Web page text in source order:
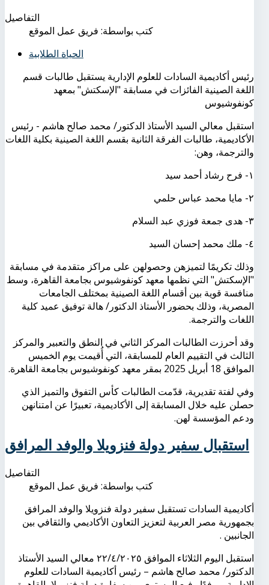
التفاصيل
كتب بواسطة: فريق عمل الموقع
الحياة الطلابية
رئيس أكاديمية السادات للعلوم الإدارية يستقبل طالبات قسم
اللغة الصينية الفائزات في مسابقة "الإسكتش" بمعهد
كونفوشيوس
استقبل معالي السيد الأستاذ الدكتور/ محمد صالح هاشم - رئيس
الأكاديمية، طالبات الفرقة الثانية بقسم اللغة الصينية بكلية اللغات
والترجمة، وهن:
١- فرح رشاد أحمد سيد
٢- مايا محمد عباس حلمي
٣- هدى جمعة فوزي عبد السلام
٤- ملك محمد إحسان السيد
وذلك تكريمًا لتميزهن وحصولهن على مراكز متقدمة في مسابقة
"الإسكتش" التي نظمها معهد كونفوشيوس بجامعة القاهرة، وسط
منافسة قوية بين أقسام اللغة الصينية بمختلف الجامعات
المصرية، وذلك بحضور الأستاذ الدكتور/ هالة توفيق عميد كلية
اللغات والترجمة.
وقد أحرزت الطالبات المركز الثاني في النطق والتعبير والمركز
الثالث في التقييم العام للمسابقة، التي أُقيمت يوم الخميس
الموافق 18 أبريل 2025 بمقر معهد كونفوشيوس بجامعة القاهرة.
وفي لفتة تقديرية، قدّمت الطالبات كأس التفوق والتميز الذي
حصلن عليه خلال المسابقة إلى الأكاديمية، تعبيرًا عن امتنانهن
ودعم المؤسسة لهن.
استقبال سفير دولة فنزويلا والوفد المرافق
التفاصيل
كتب بواسطة: فريق عمل الموقع
أكاديمية السادات تستقبل سفير دولة فنزويلا والوفد المرافق
بجمهورية مصر العربية لتعزيز التعاون الأكاديمي والثقافي بين
الجانبين .
استقبل اليوم الثلاثاء الموافق ٢٢/٤/٢٠٢٥ معالي السيد الأستاذ
الدكتور/ محمد صالح هاشم – رئيس أكاديمية السادات للعلوم